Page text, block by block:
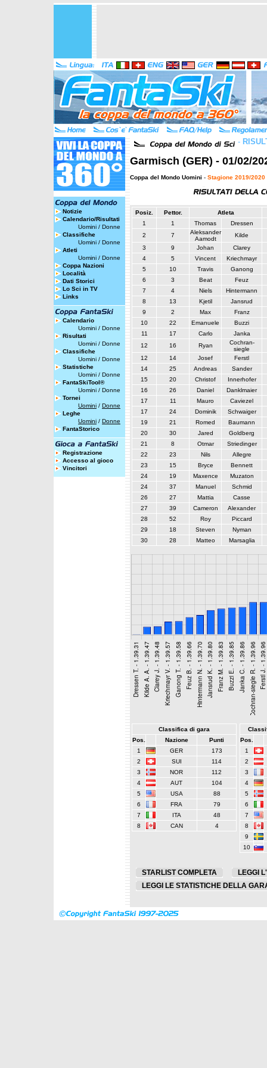
Notizie
Calendario/Risultati
Uomini / Donne
Classifiche
Uomini / Donne
Atleti
Uomini / Donne
Coppa Nazioni
Località
Dati Storici
Lo Sci in TV
Links
Calendario
Uomini / Donne
Risultati
Uomini / Donne
Classifiche
Uomini / Donne
Statistiche
Uomini / Donne
FantaSkiTool®
Uomini / Donne
Tornei
Uomini / Donne
Leghe
Uomini / Donne
FantaStorico
Registrazione
Accesso al gioco
Vincitori
-
Garmisch (GER) - 01/02/
Coppa del Mondo Uomini - Stagione 2019/2020
Posiz. Pettor.
Atleta
1
1 Thomas
Dressen
2
7
Aleksander
Aamodt
Kilde
3
9 Johan
Clarey
4
5 Vincent
Kriechmayr
5
10 Travis
Ganong
6
3 Beat
Feuz
7
4 Niels
Hintermann
8
13 Kjetil
Jansrud
9
2 Max
Franz
10
22 Emanuele
Buzzi
11
17 Carlo
Janka
12
16 Ryan
Cochran-
siegle
12
14 Josef
Ferstl
14
25 Andreas
Sander
15
20 Christof
Innerhofer
16
26 Daniel
Danklmaier
17
11 Mauro
Caviezel
17
24 Dominik
Schwaiger
19
21 Romed
Baumann
20
30 Jared
Goldberg
21
8 Otmar
Striedinger
22
23 Nils
Allegre
23
15 Bryce
Bennett
24
19 Maxence
Muzaton
24
37 Manuel
Schmid
26
27 Mattia
Casse
27
39 Cameron
Alexander
28
52 Roy
Piccard
29
18 Steven
Nyman
30
28 Matteo Marsaglia
Classifica di gara
Pos.
Nazione
Punti
1
GER
173
2
SUI
114
3
NOR
112
4
AUT
104
5
USA
88
6
FRA
79
7
ITA
48
8
CAN 4
Pos.
1
2
3
4
5
6
7
8
9
10
STARLIST COMPLETA
LEGGI
LEGGI LE STATISTICHE DELLA